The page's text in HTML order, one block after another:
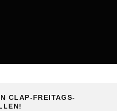
CLAP-FREITAGS-